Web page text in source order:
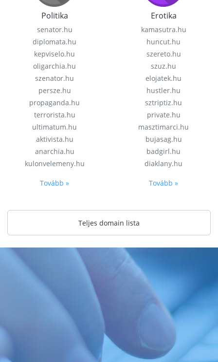
Politika
senator.hu
diplomata.hu
kepviselo.hu
oligarchia.hu
szenator.hu
persze.hu
propaganda.hu
terrorista.hu
ultimatum.hu
aktivista.hu
anarchia.hu
kulonvelemeny.hu
Tovább »
Erotika
kamasutra.hu
huncut.hu
szereto.hu
szuz.hu
elojatek.hu
hustler.hu
sztriptiz.hu
private.hu
masztimarci.hu
bujasag.hu
badgirl.hu
diaklany.hu
Tovább »
Teljes domain lista